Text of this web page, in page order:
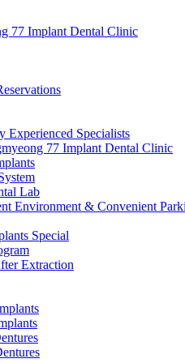
77 Implant Dental Clinic
Experienced Specialists
77 Implant Dental Clinic
Lab
Environment & Convenient
Special
Extraction